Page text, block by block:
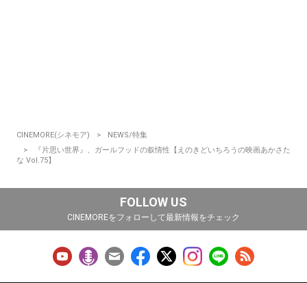
CINEMORE(シネモア)
NEWS/特集
『片思い世界』、ガールフッドの叙情性【えのきどいちろうの映画あかさた
な Vol.75】
FOLLOW US
CINEMOREをフォローして最新情報をチェック